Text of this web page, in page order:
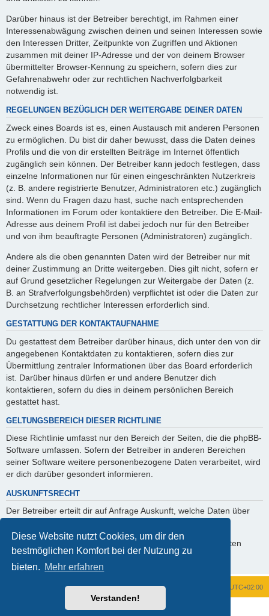
Diese Website nutzt Cookies, um dir den
bestmöglichen Komfort bei der Nutzung zu
bieten. Mehr erfahren
Verstanden!
Darüber hinaus ist der Betreiber berechtigt, im Rahmen einer
Interessenabwägung zwischen deinen und seinen Interessen sowie
den Interessen Dritter, Zeitpunkte von Zugriffen und Aktionen
zusammen mit deiner IP-Adresse und der von deinem Browser
übermittelter Browser-Kennung zu speichern, sofern dies zur
Gefahrenabwehr oder zur rechtlichen Nachverfolgbarkeit
notwendig ist.
REGELUNGEN BEZÜGLICH DER WEITERGABE DEINER DATEN
Zweck eines Boards ist es, einen Austausch mit anderen Personen
zu ermöglichen. Du bist dir daher bewusst, dass die Daten deines
Profils und die von dir erstellten Beiträge im Internet öffentlich
zugänglich sein können. Der Betreiber kann jedoch festlegen, dass
einzelne Informationen nur für einen eingeschränkten Nutzerkreis
(z. B. andere registrierte Benutzer, Administratoren etc.) zugänglich
sind. Wenn du Fragen dazu hast, suche nach entsprechenden
Informationen im Forum oder kontaktiere den Betreiber. Die E-Mail-
Adresse aus deinem Profil ist dabei jedoch nur für den Betreiber
und von ihm beauftragte Personen (Administratoren) zugänglich.
Andere als die oben genannten Daten wird der Betreiber nur mit
deiner Zustimmung an Dritte weitergeben. Dies gilt nicht, sofern er
auf Grund gesetzlicher Regelungen zur Weitergabe der Daten (z.
B. an Strafverfolgungsbehörden) verpflichtet ist oder die Daten zur
Durchsetzung rechtlicher Interessen erforderlich sind.
GESTATTUNG DER KONTAKTAUFNAHME
Du gestattest dem Betreiber darüber hinaus, dich unter den von dir
angegebenen Kontaktdaten zu kontaktieren, sofern dies zur
Übermittlung zentraler Informationen über das Board erforderlich
ist. Darüber hinaus dürfen er und andere Benutzer dich
kontaktieren, sofern du dies in deinem persönlichen Bereich
gestattet hast.
GELTUNGSBEREICH DIESER RICHTLINIE
Diese Richtlinie umfasst nur den Bereich der Seiten, die die phpBB-
Software umfassen. Sofern der Betreiber in anderen Bereichen
seiner Software weitere personenbezogene Daten verarbeitet, wird
er dich darüber gesondert informieren.
AUSKUNFTSRECHT
Der Betreiber erteilt dir auf Anfrage Auskunft, welche Daten über
Du kannst jederzeit die Löschung bzw. Sperrung deiner Daten
verlangen. Kontaktiere hierzu bitte den Betreiber.
Foren-Übersicht UTC+02:00
Powered by
® Forum Software © phpBB Limited